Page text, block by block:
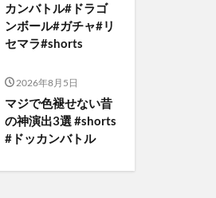
カンバトル#ドラゴ
ンボール#ガチャ#リ
セマラ#shorts
2026年8月5日
マジで色褪せない昔
の神演出3選 #shorts
#ドッカンバトル